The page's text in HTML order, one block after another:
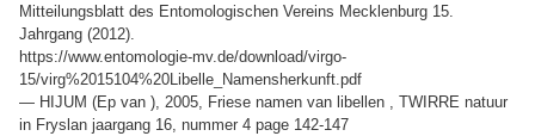
Mitteilungsblatt des Entomologischen Vereins Mecklenburg 15.
Jahrgang (2012).
https://www.entomologie-mv.de/download/virgo-
15/virg%2015104%20Libelle_Namensherkunft.pdf
— HIJUM (Ep van ), 2005, Friese namen van libellen , TWIRRE natuur
in Fryslan jaargang 16, nummer 4 page 142-147